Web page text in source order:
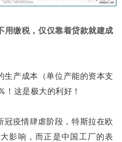
用缴税，仅仅靠着贷款就建成
生产成本（单位产能的资本支
这是极大的利好！
疫情肆虐阶段，特斯拉在欧
影响，而正是中国工厂的表